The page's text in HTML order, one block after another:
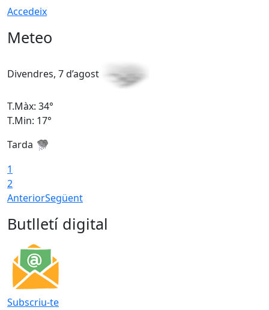
Accedeix
Meteo
Divendres, 7 d’agost
T.Màx: 34°
T.Min: 17°
Tarda
1
2
AnteriorSegüent
Butlletí digital
Subscriu-te